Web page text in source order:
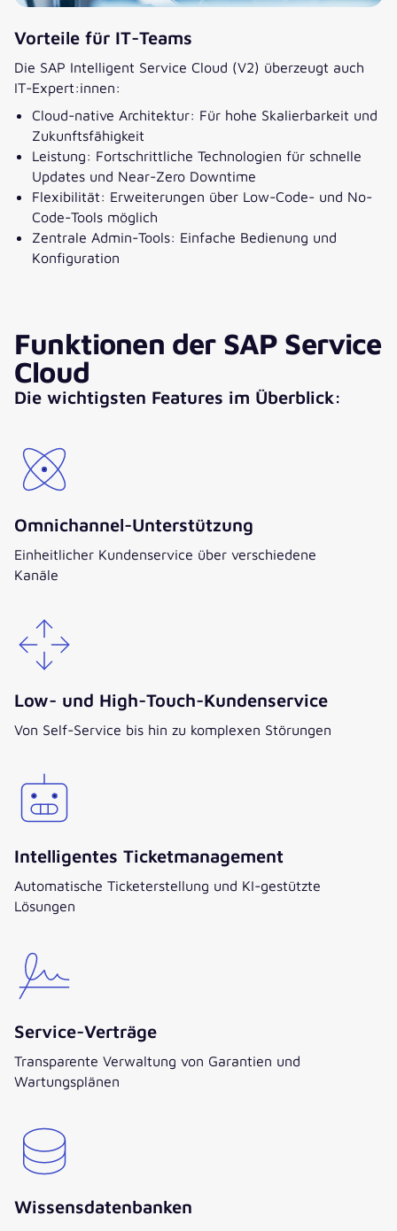
Vorteile für IT-Teams
Die SAP Intelligent Service Cloud (V2) überzeugt auch
IT-Expert:innen:
Cloud-native Architektur: Für hohe Skalierbarkeit und
Zukunftsfähigkeit
Leistung: Fortschrittliche Technologien für schnelle
Updates und Near-Zero Downtime
Flexibilität: Erweiterungen über Low-Code- und No-
Code-Tools möglich
Zentrale Admin-Tools: Einfache Bedienung und
Konfiguration
Funktionen der SAP Service
Cloud
Die wichtigsten Features im Überblick:
Omnichannel-Unterstützung
Einheitlicher Kundenservice über verschiedene
Kanäle
Low- und High-Touch-Kundenservice
Von Self-Service bis hin zu komplexen Störungen
Intelligentes Ticketmanagement
Automatische Ticketerstellung und KI-gestützte
Lösungen
Service-Verträge
Transparente Verwaltung von Garantien und
Wartungsplänen
Wissensdatenbanken